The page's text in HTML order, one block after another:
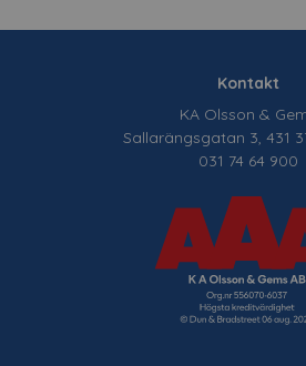
Kontakt
KA Olsson &
Sallarängsgatan 3, 431
031 74 64 900